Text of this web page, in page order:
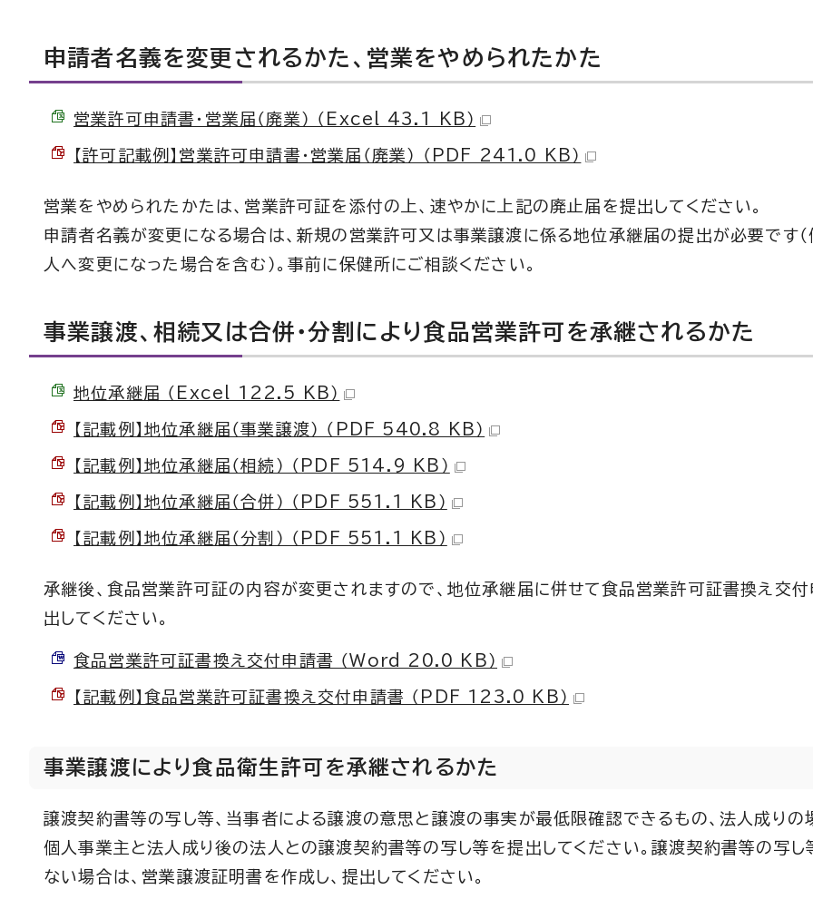
申請者名義を変更されるかた、営業をやめられたかた
営業許可申請書・営業届（廃業） （Excel 43.1 KB）
【許可記載例】営業許可申請書・営業届（廃業） （PDF 241.0 KB）
営業をやめられたかたは、営業許可証を添付の上、速やかに上記の廃止届を提出してください。
申請者名義が変更になる場合は、新規の営業許可又は事業譲渡に係る地位承継届の提出が必要です
人へ変更になった場合を含む）。事前に保健所にご相談ください。
事業譲渡、相続又は合併・分割により食品営業許可を承継されるかた
地位承継届 （Excel 122.5 KB）
【記載例】地位承継届（事業譲渡） （PDF 540.8 KB）
【記載例】地位承継届（相続） （PDF 514.9 KB）
【記載例】地位承継届（合併） （PDF 551.1 KB）
【記載例】地位承継届（分割） （PDF 551.1 KB）
承継後、食品営業許可証の内容が変更されますので、地位承継届に併せて食品営業許可証書換え交
出してください。
食品営業許可証書換え交付申請書 （Word 20.0 KB）
【記載例】食品営業許可証書換え交付申請書 （PDF 123.0 KB）
事業譲渡により食品衛生許可を承継されるかた
譲渡契約書等の写し等、当事者による譲渡の意思と譲渡の事実が最低限確認できるもの、法人成りの
個人事業主と法人成り後の法人との譲渡契約書等の写し等を提出してください。譲渡契約書等の写し
ない場合は、営業譲渡証明書を作成し、提出してください。